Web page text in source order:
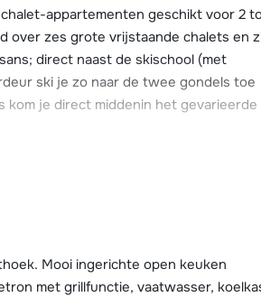
appartementen geschikt voor 2
over zes grote vrijstaande chalets en
direct naast de skischool (met
ski je zo naar de twee gondels toe
je direct middenin het gevarieerde
komen. Broodjesservice is mogelijk via
Mooi ingerichte open keuken
met grillfunctie, vaatwasser,